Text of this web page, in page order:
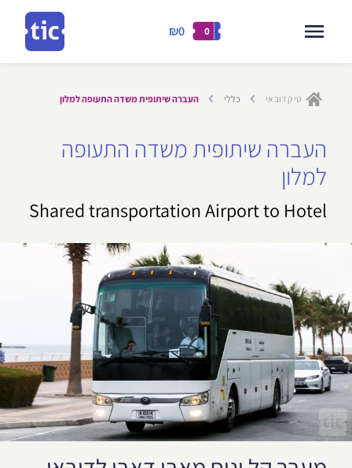
0
₪0
טיק דובאי כללי העברה שיתופית משדה התעופה למלון
העברה שיתופית משדה התעופה
למלון
Shared transportation Airport to Hotel